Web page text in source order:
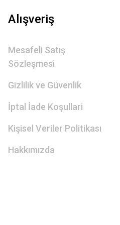
Alışveriş
Mesafeli Satış
Sözleşmesi
Gizlilik ve Güvenlik
İptal İade Koşullari
Kişisel Veriler Politikası
Hakkımızda